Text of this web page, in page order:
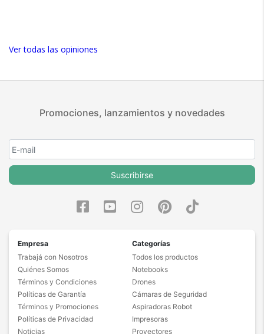
Ver todas las opiniones
Promociones, lanzamientos y novedades
Suscribirse
Empresa
Trabajá con Nosotros
Quiénes Somos
Términos y Condiciones
Políticas de Garantía
Términos y Promociones
Políticas de Privacidad
Noticias
Categorías
Todos los productos
Notebooks
Drones
Cámaras de Seguridad
Aspiradoras Robot
Impresoras
Proyectores